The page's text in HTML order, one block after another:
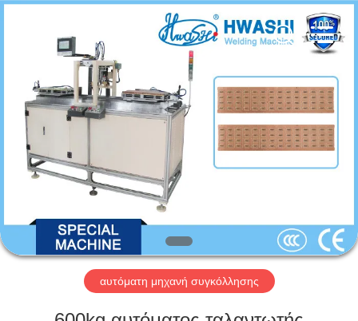
ΣΠΊΤΙ
ΠΡΟΪΌΝΤΑ
ΠΕΡΊΠΟΥ
ΓΎΡΟΣ
ΕΡΓΟΣΤΑΣΊΩΝ
GUANGDONG
αυτόματη μηχανή συγκόλλησης